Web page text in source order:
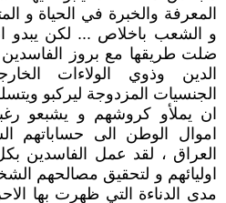
المعرفة والخبرة في الحياة و
و الشعب باخلاص ... لكن يبدو
ضلت طريقها مع بروز
الدين وذوي الولاءات
الجنسيات المزدوجة ليركبو
ان يملأو كروشهم و يشبعو
اموال الوطن الى حساباتهم
العراق ، لقد عمل الفاسدين
اوليائهم و لتحقيق مصالحهم
مدى الدناءة التي ظهرت بها